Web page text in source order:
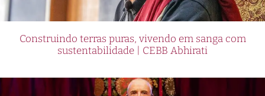
Construindo terras puras, vivendo em sanga com
sustentabilidade | CEBB Abhirati